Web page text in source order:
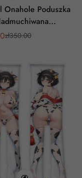
Onahole Poduszka
Nogi
zł350.00